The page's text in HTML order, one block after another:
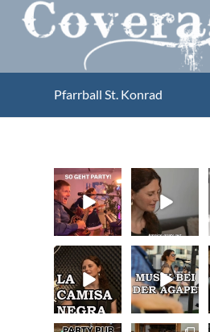
Pfarrball St. Konrad
So geht Party!
Was für eine
tolle...
29
0
Unser
Kennenlernen
vor 15 Jahren
32
0
La Camisa
Negra
Wir lieben...
48
Musik bei der
Agape
Was passiert ...
52